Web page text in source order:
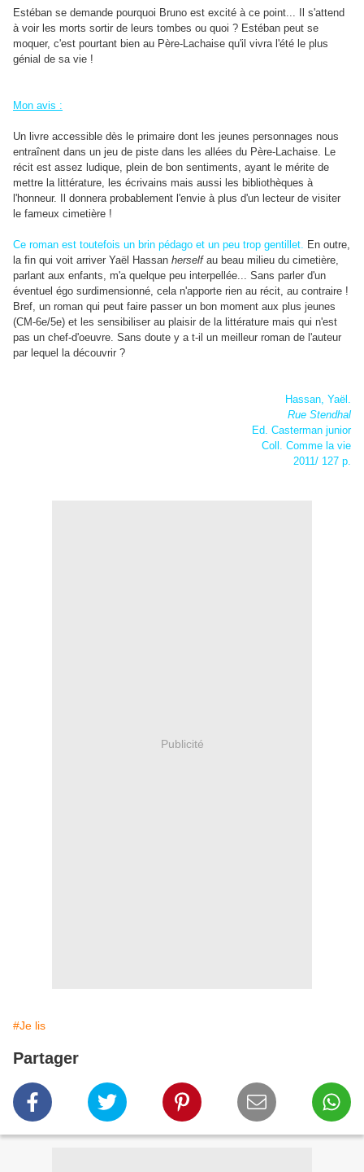
Estéban se demande pourquoi Bruno est excité à ce point... Il s'attend
à voir les morts sortir de leurs tombes ou quoi ? Estéban peut se
moquer, c'est pourtant bien au Père-Lachaise qu'il vivra l'été le plus
génial de sa vie !
Mon avis :
Un livre accessible dès le primaire dont les jeunes personnages nous
entraînent dans un jeu de piste dans les allées du Père-Lachaise. Le
récit est assez ludique, plein de bon sentiments, ayant le mérite de
mettre la littérature, les écrivains mais aussi les bibliothèques à
l'honneur. Il donnera probablement l'envie à plus d'un lecteur de visiter
le fameux cimetière !
Ce roman est toutefois un brin pédago et un peu trop gentillet. En outre,
la fin qui voit arriver Yaël Hassan herselfau beau milieu du cimetière,
parlant aux enfants, m'a quelque peu interpellée... Sans parler d'un
éventuel égo surdimensionné, cela n'apporte rien au récit, au contraire !
Bref, un roman qui peut faire passer un bon moment aux plus jeunes
(CM-6e/5e) et les sensibiliser au plaisir de la littérature mais qui n'est
pas un chef-d'oeuvre. Sans doute y a t-il un meilleur roman de l'auteur
par lequel la découvrir ?
Hassan, Yaël.
Rue Stendhal
Ed. Casterman junior
Coll. Comme la vie
2011/ 127 p.
Publicité
#Je lis
Partager